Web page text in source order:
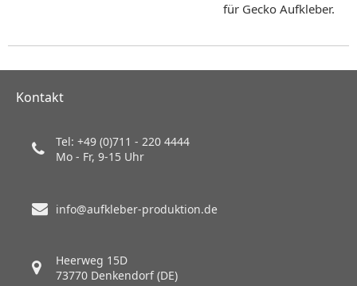
für Gecko Aufkleber.
Kontakt
Tel: +49 (0)711 - 220 4444
Mo - Fr, 9-15 Uhr
info@aufkleber-produktion.de
Heerweg 15D
73770 Denkendorf (DE)